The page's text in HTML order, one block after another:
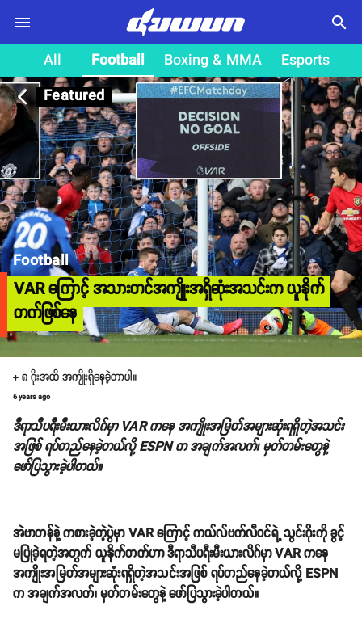
search
All Football Boxing & MMA
Esports
Featured
arrow_back_ios
Football
VAR ကြောင့် အသားတင်အကျိုးအရှိဆုံးအသင်းက ယူနိုက်
တက်ဖြစ်နေ
+ ၈ ဂိုးအထိ အကျိုးရှိနေခဲ့တာပါ။
6 years ago
ဒီရာသီပရီးမီးယားလိဂ်မှာ VAR ကနေ အကျိုးအမြတ်အများဆုံးရရှိတဲ့အသင်း
အဖြစ် ရပ်တည်နေခဲ့တယ်လို့ ESPN က အချက်အလက်၊ မှတ်တမ်းတွေနဲ့
ဖော်ပြသွားခဲ့ပါတယ်။
အဲဗာတန်နဲ့ ကစားခဲ့တဲ့ပွဲမှာ VAR ကြောင့် ကယ်လ်ဗက်လီဝင်ရဲ့ သွင်းဂိုးကို ခွင့်
မပြုခဲ့ရတဲ့အတွက် ယူနိုက်တက်ဟာ ဒီရာသီပရီးမီးယားလိဂ်မှာ VAR ကနေ
အကျိုးအမြတ်အများဆုံးရရှိတဲ့အသင်းအဖြစ် ရပ်တည်နေခဲ့တယ်လို့ ESPN
က အချက်အလက်၊ မှတ်တမ်းတွေနဲ့ ဖော်ပြသွားခဲ့ပါတယ်။